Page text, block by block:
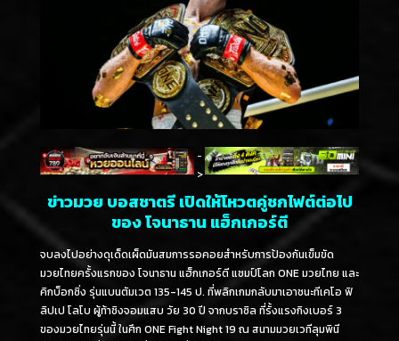
-
>
ข่าวมวย บอสชาตรี เปิดให้โหวตคู่ชกไฟต์ต่อไป
ของ โจนาธาน แฮ็กเกอร์ตี
จบลงไปอย่างดุเด็ดเผ็ดมันสมการรอคอยสำหรับการป้องกันเข็มขัด
มวยไทยครั้งแรกของ โจนาธาน แฮ็กเกอร์ตี แชมป์โลก ONE มวยไทย และ
คิกบ็อกซิ่ง รุ่นแบนตัมเวต 135-145 ป. ที่พลิกเกมกลับมาเอาชนะทีเคโอ ฟิ
ลิปเป โลโบ ผู้ท้าชิงจอมแสบ วัย 30 ปี จากบราซิล ที่รั้งแรงกิงเบอร์ 3
ของมวยไทยรุ่นนี้ ในศึก ONE Fight Night 19 ณ สนามมวยเวทีลุมพินี